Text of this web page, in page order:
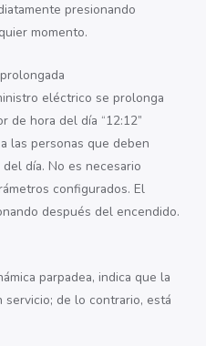
presionando
momento.
eléctrico se prolonga
de hora del día “12:12”
las personas que deben
día. No es necesario
configurados. El
después del encendido.
parpadea, indica que la
de lo contrario, está